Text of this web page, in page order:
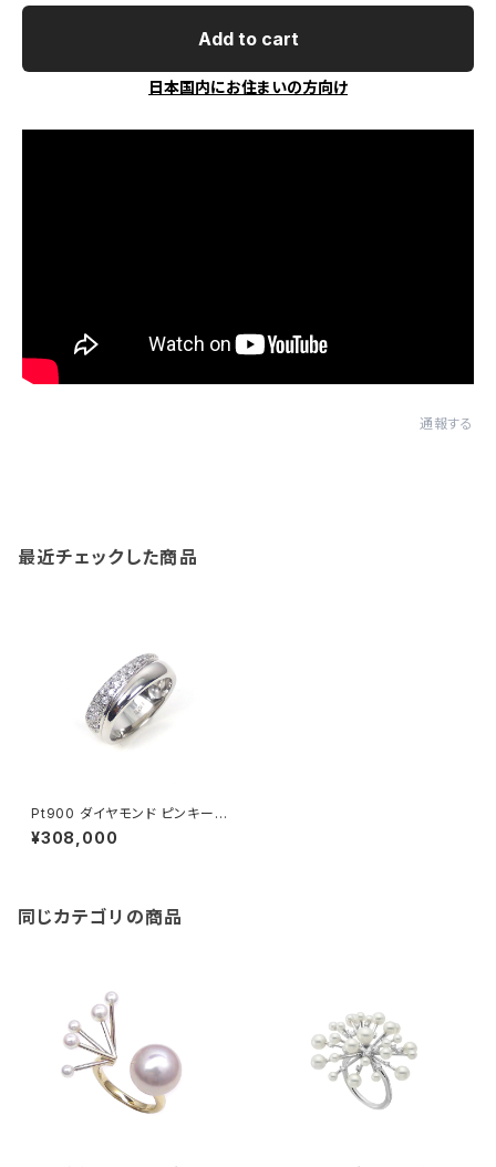
Add to cart
日本国内にお住まいの方向け
通報する
最近チェックした商品
Pt900 ダイヤモンド ピンキーリ
ング
¥308,000
同じカテゴリの商品